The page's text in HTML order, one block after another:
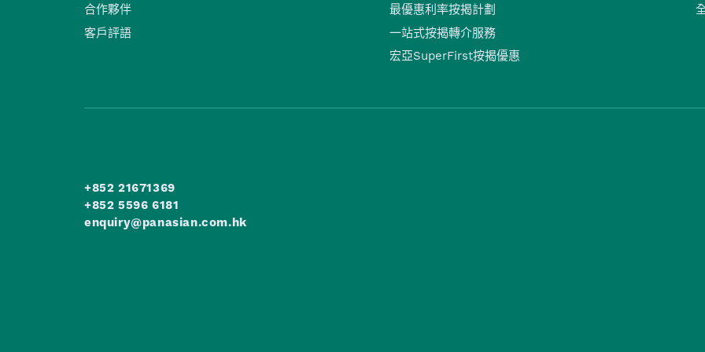
合作夥伴
客戶評語
最優惠利率按揭計劃
一站式按揭轉介服務
宏亞SuperFirst按揭優惠
+852 21671369
+852 5596 6181
enquiry@panasian.com.hk